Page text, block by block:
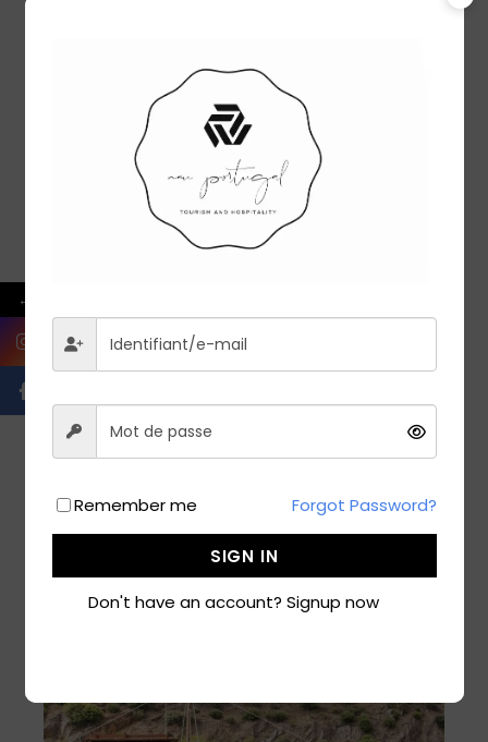
Remember me Forgot Password?
SIGN IN
Don't have an account? Signup now
←